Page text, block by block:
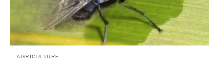
AGRICULTURE